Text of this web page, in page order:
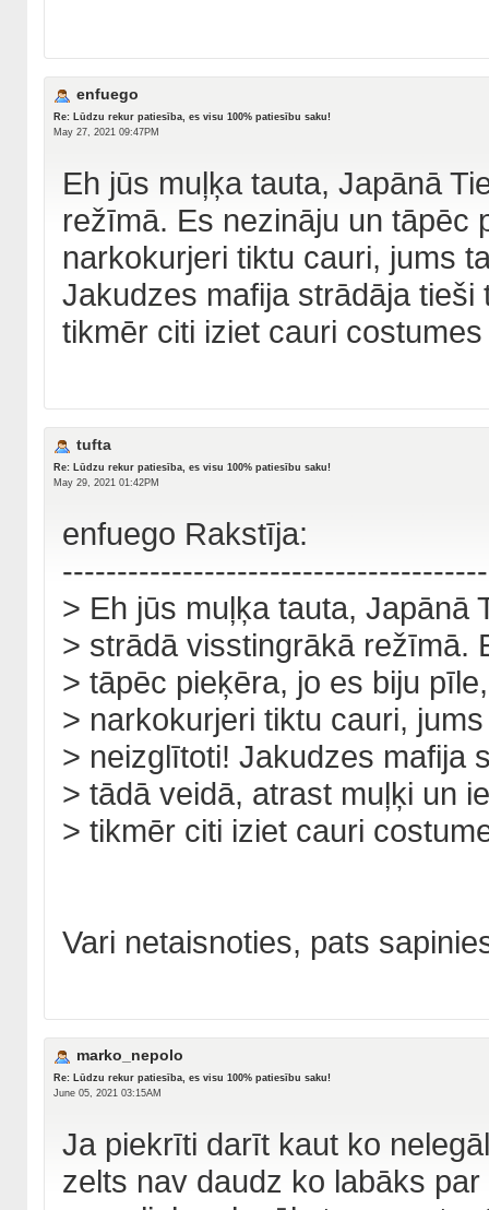
enfuego
Re: Lūdzu rekur patiesība, es visu 100% patiesību saku!
May 27, 2021 09:47PM
Eh jūs muļķa tauta, Japānā
režīmā. Es nezināju un tāpēc
narkokurjeri tiktu cauri, jums
Jakudzes mafija strādāja
tikmēr citi iziet cauri
tufta
Re: Lūdzu rekur patiesība, es visu 100% patiesību saku!
May 29, 2021 01:42PM
enfuego Rakstīja:
> Eh jūs muļķa tauta, Japānā
> strādā visstingrākā režīmā.
> tāpēc pieķēra, jo es biju
> narkokurjeri tiktu cauri,
> neizglītoti! Jakudzes mafija
> tādā veidā, atrast muļķi un
> tikmēr citi iziet cauri
Vari netaisnoties, pats
marko_nepolo
Re: Lūdzu rekur patiesība, es visu 100% patiesību saku!
June 05, 2021 03:15AM
Ja piekrīti darīt kaut ko
zelts nav daudz ko labāks